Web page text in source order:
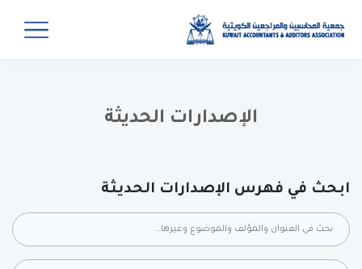
الإصدارات الحديثة
ابحث في فهرس الإصدارات الحديثة
بحث في كل الحقول